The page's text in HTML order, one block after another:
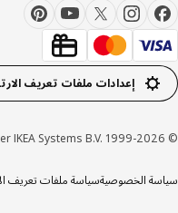
إعدادات ملفات تعريف الارتباط
الخصوصيةسياسة ملفات تعريف